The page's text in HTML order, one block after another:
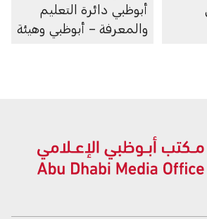
أبوظبي دائرة التعليم
والمعرفة – أبوظبي وهيئة
السلامة في المؤسسات
التعليمية التابعة للدائرة